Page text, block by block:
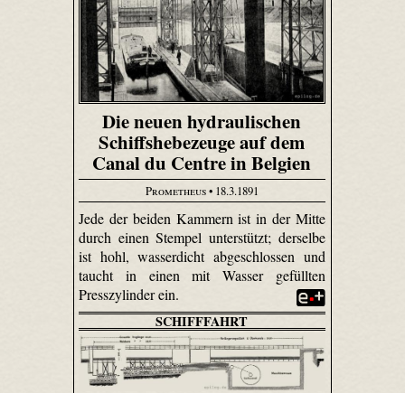
Die neuen hydraulischen
Schiffshebezeuge auf dem
Canal du Centre in Belgien
Prometheus• 18.3.1891
Jede der beiden Kammern ist in der Mitte
durch einen Stempel unterstützt; derselbe
ist hohl, wasserdicht abgeschlossen und
taucht in einen mit Wasser gefüllten
Presszylinder ein.
SCHIFFFAHRT